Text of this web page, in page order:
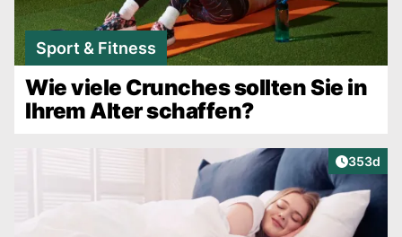
Sport & Fitness
Wie viele Crunches sollten Sie in
Ihrem Alter schaffen?
Artikel
353d